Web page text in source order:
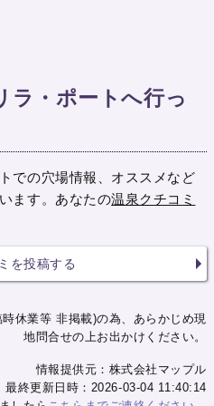
ラ・ポートへ行っ
での穴場情報、オススメなど
ます。あなたの温泉クチコミ
を投稿する
休業等 非掲載)の為、あらかじめ現
地問合せの上お出かけください。
情報提供元：株式会社マップル
最終更新日時：2026-03-04 11:40:14